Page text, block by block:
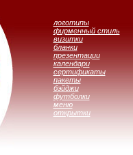
логотипы
фирменный стиль
визитки
бланки
презентации
календари
сертификаты
пакеты
бэйджи
футболки
меню
открытки